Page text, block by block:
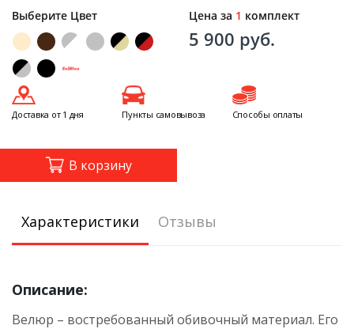
Выберите Цвет Цена за 1 комплект
5 900 руб.
В корзину
Доставка от 1 дня Пункты самовывоза Способы оплаты
Характеристики Отзывы
Описание:
Велюр – востребованный обивочный материал. Его